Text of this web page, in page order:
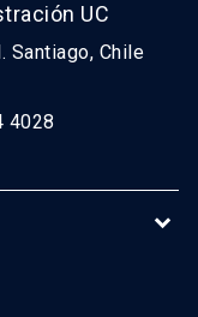
UC
Santiago, Chile
4028